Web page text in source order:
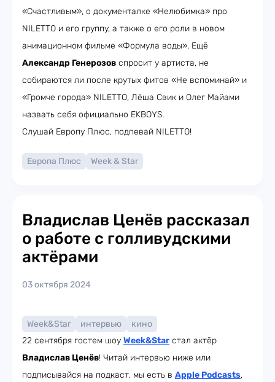
«Счастливым», о документалке «Нелюбимка» про
NILETTO и его группу, а также о его роли в новом
анимационном фильме «Формула воды». Ещё
Александр Генерозов спросит у артиста, не
собираются ли после крутых фитов «Не вспоминай» и
«Громче города» NILETTO, Лёша Свик и Олег Майами
назвать себя официально EKBOYS.
Слушай Европу Плюс, подпевай NILETTO!
Европа Плюс Week & Star
Владислав Ценёв рассказал
о работе с голливудскими
актёрами
03 октября 2024
Week&Star интервью
кино
22 сентября гостем шоу Week&Star стал актёр
Владислав Ценёв! Читай интервью ниже или
подписывайся на подкаст, мы есть в Apple Podcasts,